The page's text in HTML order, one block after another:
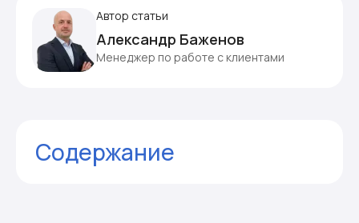
Автор статьи
Александр Баженов
Менеджер по работе с клиентами
Содержание